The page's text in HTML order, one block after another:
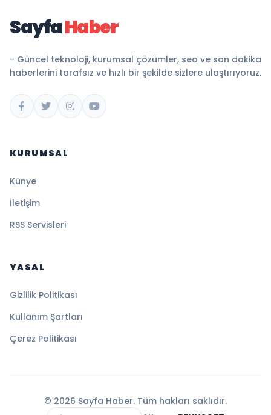
SayfaHaber
- Güncel teknoloji, kurumsal çözümler, seo ve son dakika
haberlerini tarafsız ve hızlı bir şekilde sizlere ulaştırıyoruz.
KURUMSAL
Künye
İletişim
RSS Servisleri
YASAL
Gizlilik Politikası
Kullanım Şartları
Çerez Politikası
© 2026 Sayfa Haber. Tüm hakları saklıdır.